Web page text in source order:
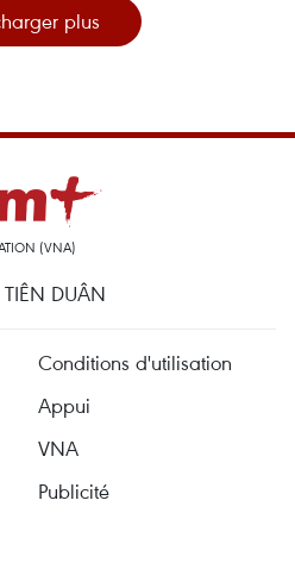
plus
(VNA)
DUÂN
Conditions d'utilisation
Appui
VNA
Publicité